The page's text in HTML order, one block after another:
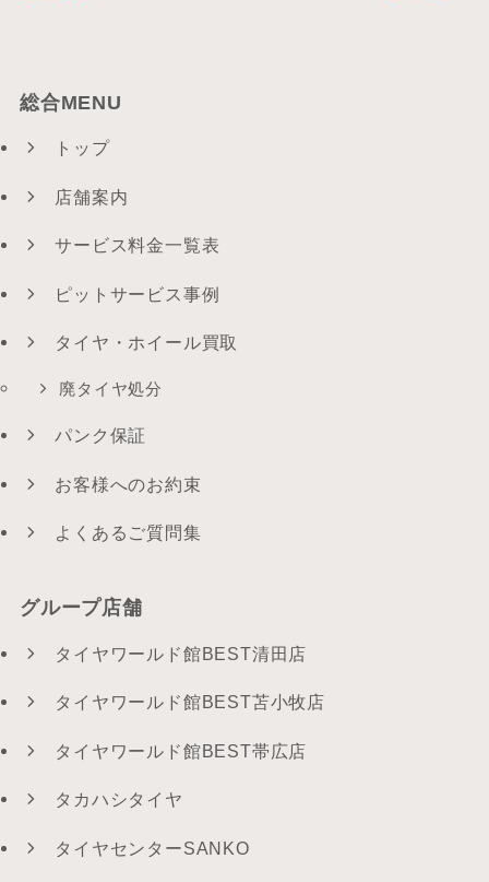
総合MENU
トップ
店舗案内
サービス料金一覧表
ピットサービス事例
タイヤ・ホイール買取
廃タイヤ処分
パンク保証
お客様へのお約束
よくあるご質問集
グループ店舗
タイヤワールド館BEST清田店
タイヤワールド館BEST苫小牧店
タイヤワールド館BEST帯広店
タカハシタイヤ
タイヤセンターSANKO